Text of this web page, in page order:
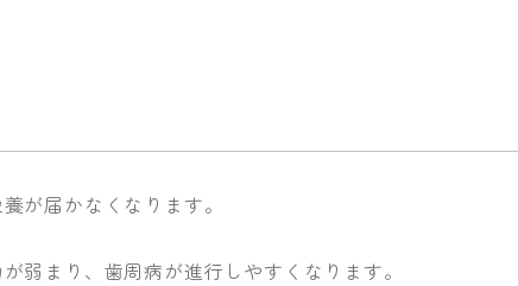
が届かなくなります。
弱まり、歯周病が進行しやすくなります。